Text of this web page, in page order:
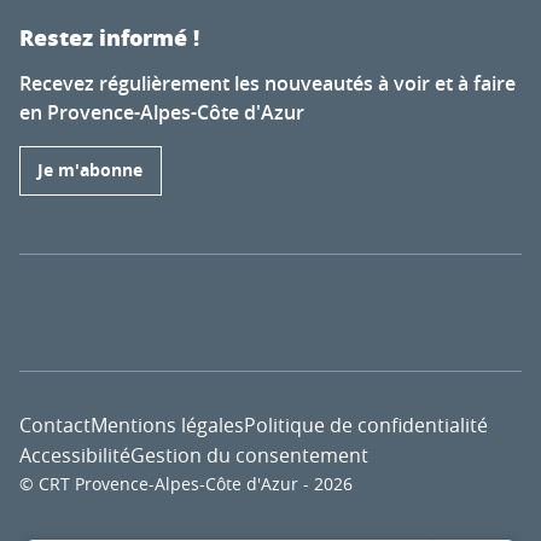
Restez informé !
Recevez régulièrement les nouveautés à voir et à faire
en Provence-Alpes-Côte d'Azur
Je m'abonne
© CRT Provence-Alpes-Côte d'Azur - 2026
ContactMentions légalesPolitique de confidentialité
AccessibilitéGestion du consentement